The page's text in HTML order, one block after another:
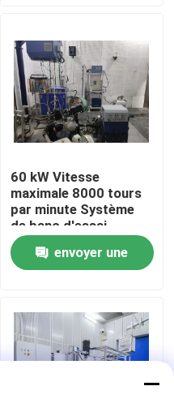
60 kW Vitesse
maximale 8000 tours
par minute Système
de banc d'essai
dynamomètre
électriqueenvoyer une